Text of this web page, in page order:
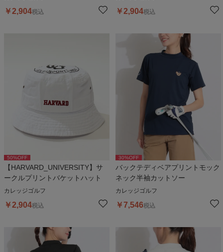
￥2,904税込 ￥2,904税込
50%OFF
【HARVARD_UNIVERSITY】サ
ークルプリントバケットハット
カレッジゴルフ
￥2,904税込
30%OFF
バックテディベアプリントモック
ネック半袖カットソー
カレッジゴルフ
￥7,546税込